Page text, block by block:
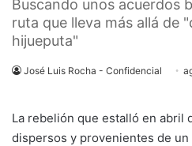
Buscando unos acuerdos
ruta que lleva más allá de
hijueputa"
José Luis Rocha - Confidencial
La rebelión que estalló en abril
dispersos y provenientes de